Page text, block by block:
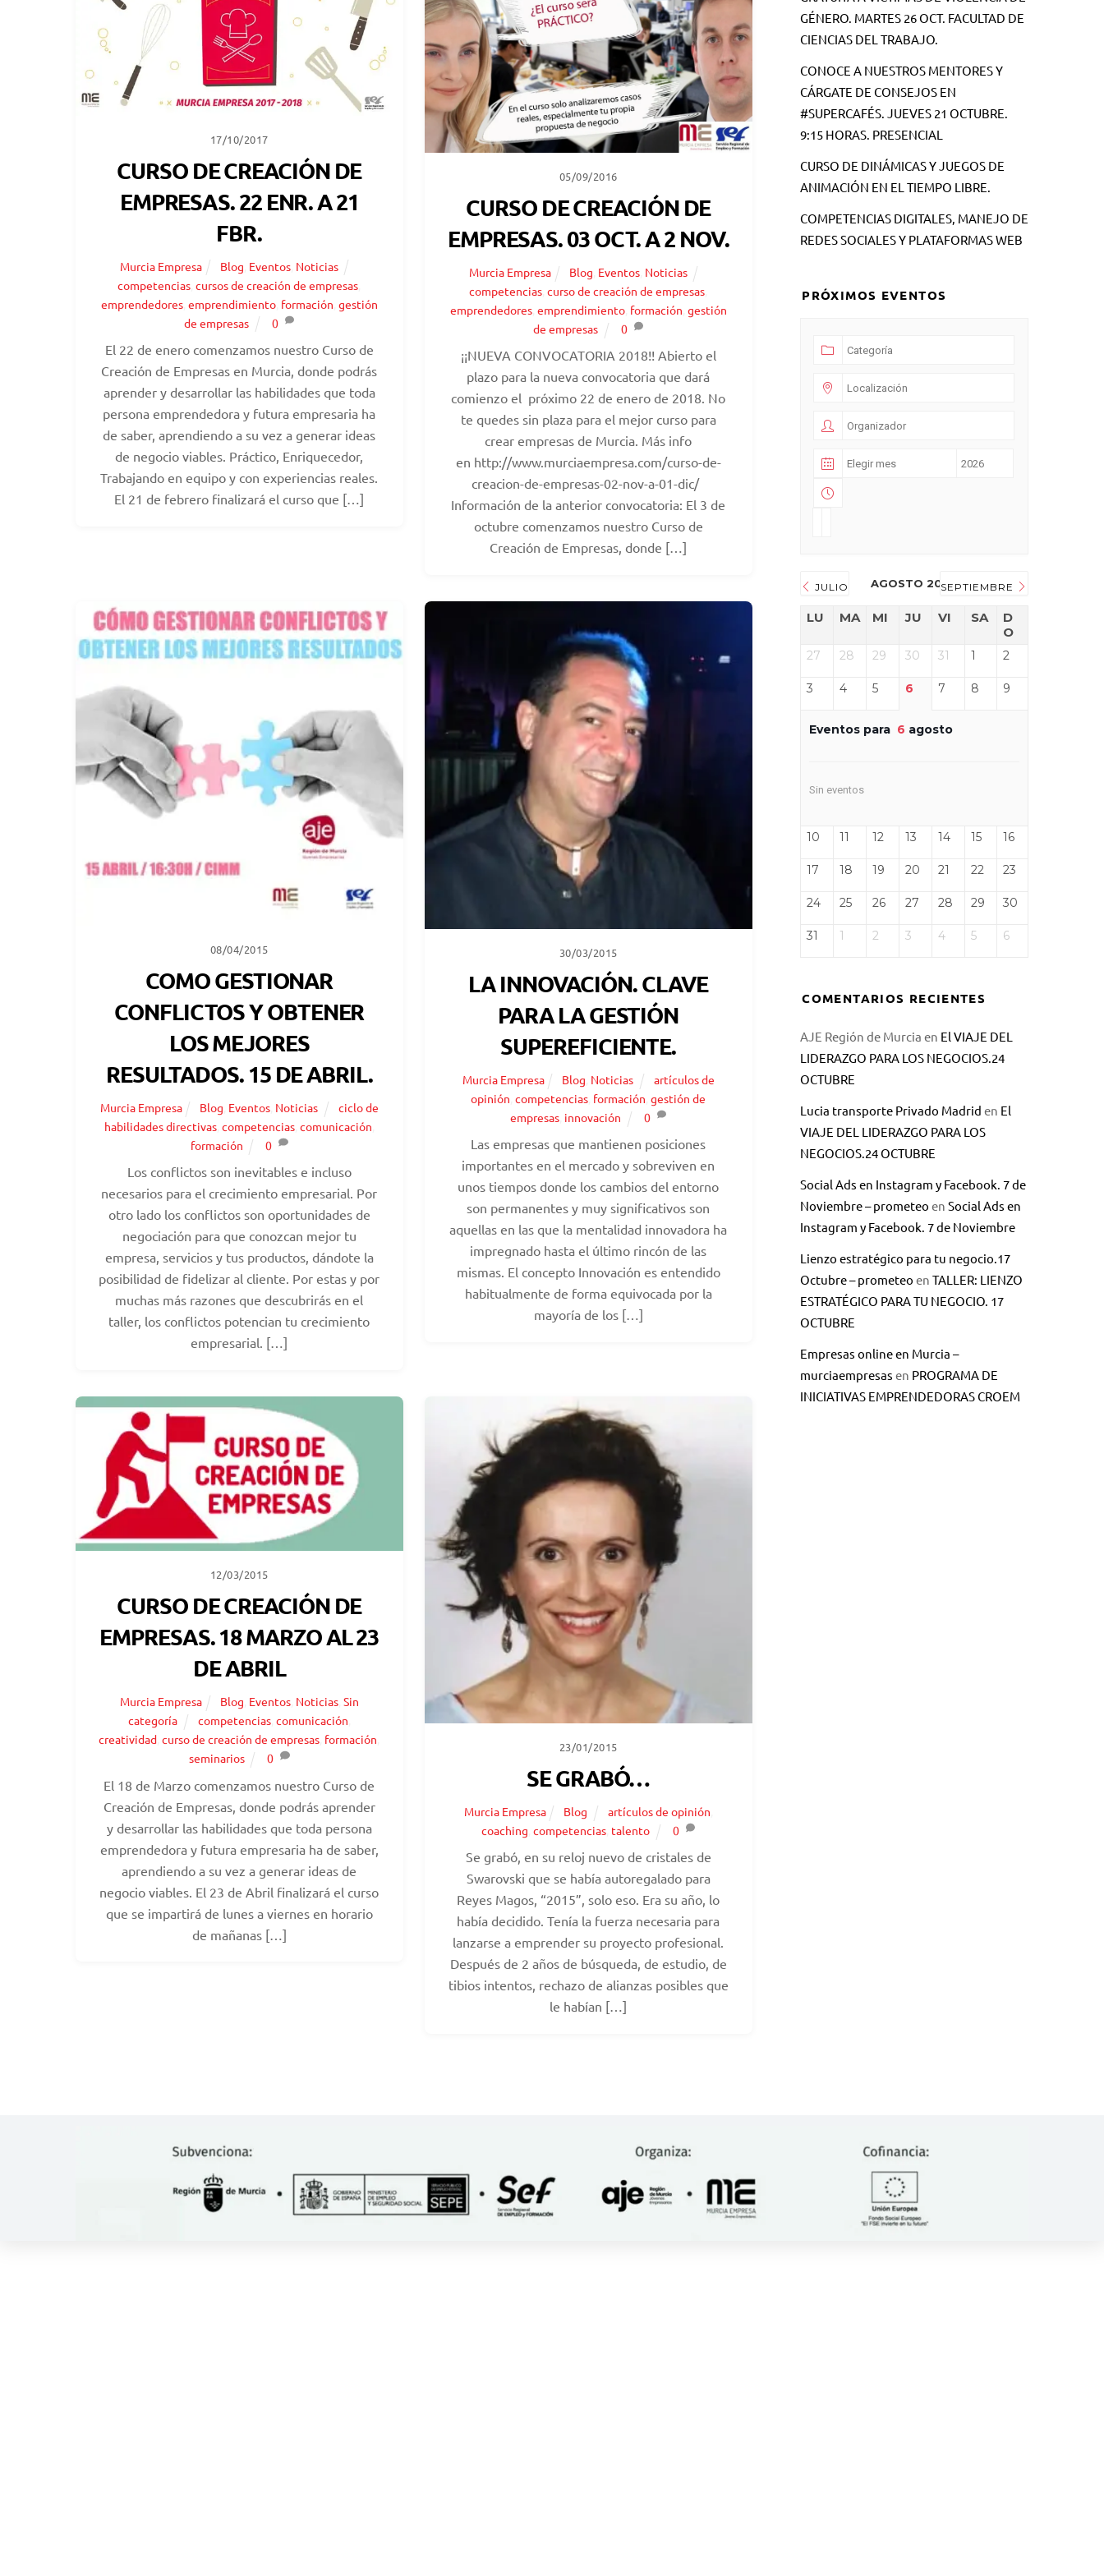
17/10/2017
CURSO DE CREACIÓN DE
EMPRESAS. 22 ENR. A 21
FBR.
Murcia Empresa Blog Eventos, Noticias
competencias ,cursos de creación de empresas
emprendedores, emprendimiento, formación gestión
de empresas
0
El 22 de enero comenzamos nuestro Curso de
Creación de Empresas en Murcia, donde podrás
aprender y desarrollar las habilidades que toda
persona emprendedora y futura empresaria ha
de saber, aprendiendo a su vez a generar ideas
de negocio viables. Práctico, Enriquecedor,
Trabajando en equipo y con experiencias reales.
El 21 de febrero finalizará el curso que […]
05/09/2016
CURSO DE CREACIÓN DE
EMPRESAS. 03 OCT. A 2 NOV.
Murcia Empresa Blog Eventos, Noticias
competencias ,curso de creación de empresas
emprendedores, emprendimiento, formación gestión
de empresas
0
¡¡NUEVA CONVOCATORIA 2018!! Abierto el
plazo para la nueva convocatoria que dará
comienzo el próximo 22 de enero de 2018. No
te quedes sin plaza para el mejor curso para
crear empresas de Murcia. Más info
en http://www.murciaempresa.com/curso-de-
creacion-de-empresas-02-nov-a-01-dic/
Información de la anterior convocatoria: El 3 de
octubre comenzamos nuestro Curso de
Creación de Empresas, donde […]
08/04/2015
COMO GESTIONAR
CONFLICTOS Y OBTENER
LOS MEJORES
RESULTADOS. 15 DE ABRIL.
Murcia Empresa Blog Eventos Noticias
ciclo de
habilidades directivas, competencias, comunicación
formación
0
Los conflictos son inevitables e incluso
necesarios para el crecimiento empresarial. Por
otro lado los conflictos son oportunidades de
negociación para que conozcan mejor tu
empresa, servicios y tus productos, dándote la
posibilidad de fidelizar al cliente. Por estas y por
muchas más razones que descubrirás en el
taller, los conflictos potencian tu crecimiento
empresarial. […]
30/03/2015
LA INNOVACIÓN. CLAVE
PARA LA GESTIÓN
SUPEREFICIENTE.
Murcia Empresa Blog Noticias
artículos de
opinión ,competencias formación ,gestión de
empresas innovación 0
Las empresas que mantienen posiciones
importantes en el mercado y sobreviven en
unos tiempos donde los cambios del entorno
son permanentes y muy significativos son
aquellas en las que la mentalidad innovadora ha
impregnado hasta el último rincón de las
mismas. El concepto Innovación es entendido
habitualmente de forma equivocada por la
mayoría de los […]
12/03/2015
CURSO DE CREACIÓN DE
EMPRESAS. 18 MARZO AL 23
DE ABRIL
Murcia Empresa Blog Eventos, Noticias, Sin
categoría
competencias, comunicación
creatividad ,curso de creación de empresas formación
seminarios
0
El 18 de Marzo comenzamos nuestro Curso de
Creación de Empresas, donde podrás aprender
y desarrollar las habilidades que toda persona
emprendedora y futura empresaria ha de saber,
aprendiendo a su vez a generar ideas de
negocio viables. El 23 de Abril finalizará el curso
que se impartirá de lunes a viernes en horario
de mañanas […]
23/01/2015
SE GRABÓ…
Murcia Empresa Blog artículos de opinión
coaching ,competencias talento 0
Se grabó, en su reloj nuevo de cristales de
Swarovski que se había autoregalado para
Reyes Magos, “2015”, solo eso. Era su año, lo
había decidido. Tenía la fuerza necesaria para
lanzarse a emprender su proyecto profesional.
Después de 2 años de búsqueda, de estudio, de
tibios intentos, rechazo de alianzas posibles que
le habían […]
GÉNERO. MARTES 26 OCT. FACULTAD DE
CIENCIAS DEL TRABAJO.
CONOCE A NUESTROS MENTORES Y
CÁRGATE DE CONSEJOS EN
#SUPERCAFÉS. JUEVES 21 OCTUBRE.
9:15 HORAS. PRESENCIAL
CURSO DE DINÁMICAS Y JUEGOS DE
ANIMACIÓN EN EL TIEMPO LIBRE.
COMPETENCIAS DIGITALES, MANEJO DE
REDES SOCIALES Y PLATAFORMAS WEB
PRÓXIMOS EVENTOS
JULIO AGOSTO 2026SEPTIEMBRE
LU MA MI JU VI SA
D
O
27 28 29 30 31 1 2
3 4 5 6 7 8 9
Eventos para 6 agosto
Sin eventos
10 11 12 13 14 15 16
17 18 19 20 21 22 23
24 25 26 27 28 29 30
31 1 2 3 4 5 6
COMENTARIOS RECIENTES
AJE Región de Murcia en El VIAJE DEL
LIDERAZGO PARA LOS NEGOCIOS.24
OCTUBRE
Lucia transporte Privado Madrid en El
VIAJE DEL LIDERAZGO PARA LOS
NEGOCIOS.24 OCTUBRE
Social Ads en Instagram y Facebook. 7 de
Noviembre – prometeo en Social Ads en
Instagram y Facebook. 7 de Noviembre
Lienzo estratégico para tu negocio.17
Octubre – prometeo en TALLER: LIENZO
ESTRATÉGICO PARA TU NEGOCIO. 17
OCTUBRE
Empresas online en Murcia –
murciaempresas en PROGRAMA DE
INICIATIVAS EMPRENDEDORAS CROEM